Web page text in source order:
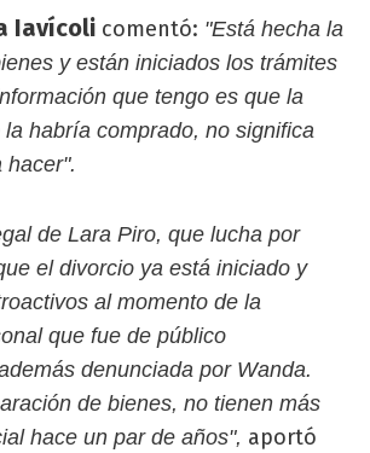
Iavícoli comentó: "Está hecha la
y están iniciados los trámites
que tengo es que la
habría comprado, no significa
hacer".
de Lara Piro, que lucha por
el divorcio ya está iniciado y
al momento de la
que fue de público
denunciada por Wanda.
de bienes, no tienen más
hace un par de años", aportó